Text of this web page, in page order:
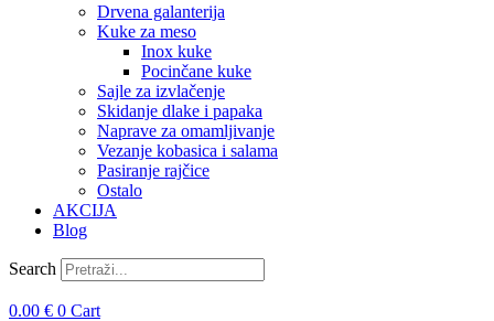
Drvena galanterija
Kuke za meso
Inox kuke
Pocinčane kuke
Sajle za izvlačenje
Skidanje dlake i papaka
Naprave za omamljivanje
Vezanje kobasica i salama
Pasiranje rajčice
Ostalo
AKCIJA
Blog
Search
0.00 € 0 Cart